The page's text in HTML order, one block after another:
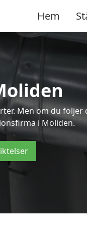
Hem
Men om du
i Moliden.